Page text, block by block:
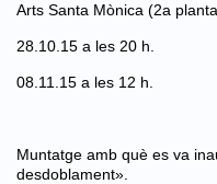
Arts Santa Mònica (2a
28.10.15 a les 20 h.
08.11.15 a les 12 h.
Muntatge amb què es va
desdoblament».